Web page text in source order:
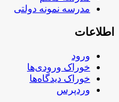
مدرسه نمونه دولتی
اطلاعات
ورود
خوراک ورودی‌ها
خوراک دیدگاه‌ها
وردپرس